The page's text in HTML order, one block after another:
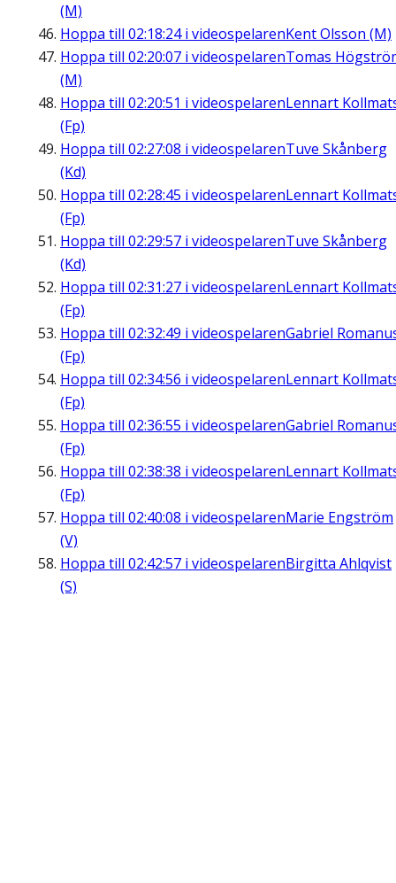
(M)
Hoppa till 02:18:24i videospelarenKent Olsson (M)
Hoppa till 02:20:07 i videospelarenTomas
(M)
Hoppa till 02:20:51 i videospelarenLennart
(Fp)
Hoppa till 02:27:08 i videospelarenTuve Skånberg
(Kd)
Hoppa till 02:28:45 i videospelarenLennart
(Fp)
Hoppa till 02:29:57 i videospelarenTuve Skånberg
(Kd)
Hoppa till 02:31:27 i videospelarenLennart
(Fp)
Hoppa till 02:32:49 i videospelarenGabriel
(Fp)
Hoppa till 02:34:56 i videospelarenLennart
(Fp)
Hoppa till 02:36:55 i videospelarenGabriel
(Fp)
Hoppa till 02:38:38 i videospelarenLennart
(Fp)
Hoppa till 02:40:08 i videospelarenMarie Engström
(V)
Hoppa till 02:42:57 i videospelarenBirgitta Ahlqvist
(S)